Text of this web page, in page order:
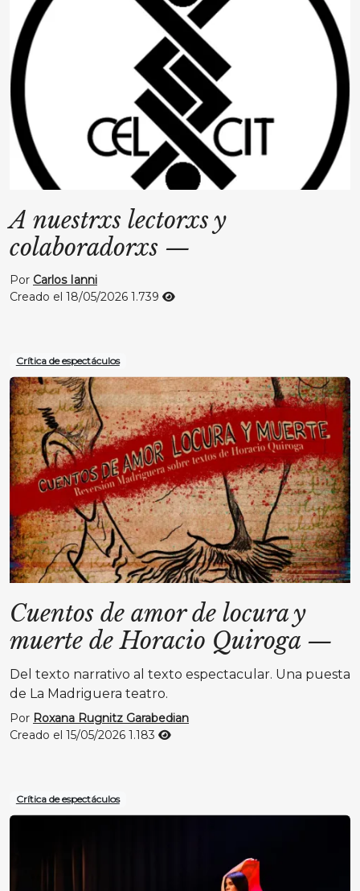
A nuestrxs lectorxs y
colaboradorxs —
Por Carlos Ianni
Creado el 18/05/2026 1.739
Crítica de espectáculos
Cuentos de amor de locura y
muerte de Horacio Quiroga —
Del texto narrativo al texto espectacular. Una puesta
de La Madriguera teatro.
Por Roxana Rugnitz Garabedian
Creado el 15/05/2026 1.183
Crítica de espectáculos